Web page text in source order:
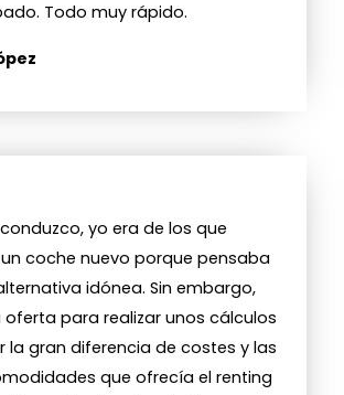
Todo muy rápido.
yo era de los que
coche nuevo porque pensaba
idónea. Sin embargo,
oferta para realizar unos cálculos
la gran diferencia de costes y las
que ofrecía el renting